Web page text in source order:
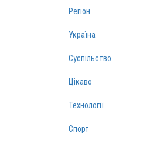
Регіон
Україна
Суспільство
Цікаво
Технології
Спорт